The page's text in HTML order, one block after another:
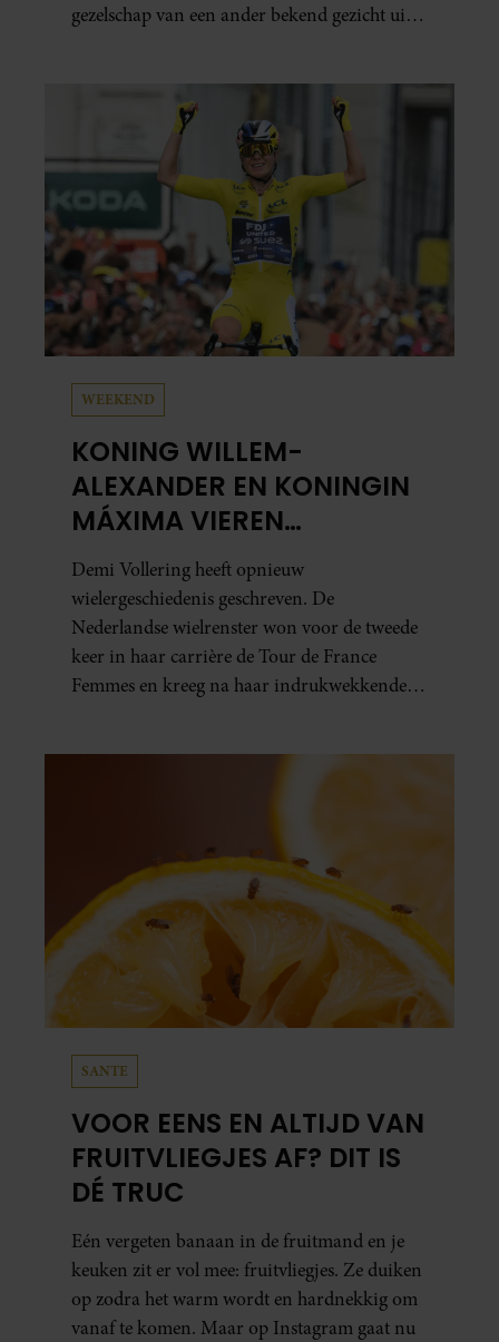
gezelschap van een ander bekend gezicht uit
WEEKEND
KONING WILLEM-
ALEXANDER EN KONINGIN
MÁXIMA VIEREN
HISTORISCHE ZEGE DEMI
VOLLERING OP TOUR DE
FRANCE FEMMES
Demi Vollering heeft opnieuw
wielergeschiedenis geschreven. De
Nederlandse wielrenster won voor de tweede
keer in haar carrière de Tour de France
Femmes en kreeg na haar indrukwekkende
SANTE
VOOR EENS EN ALTIJD VAN
FRUITVLIEGJES AF? DIT IS
DÉ TRUC
Eén vergeten banaan in de fruitmand en je
keuken zit er vol mee: fruitvliegjes. Ze duiken
op zodra het warm wordt en hardnekkig om
vanaf te komen. Maar op Instagram gaat nu